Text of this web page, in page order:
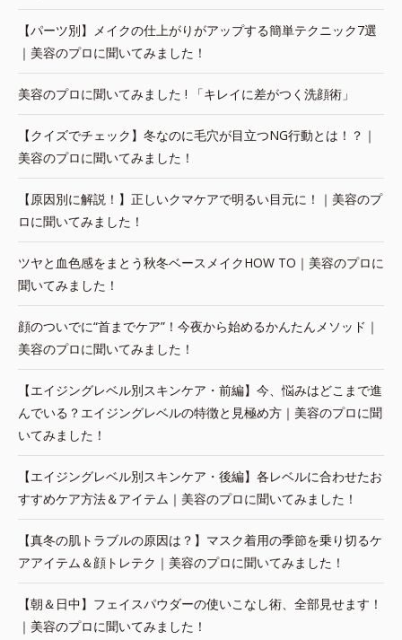
【パーツ別】メイクの仕上がりがアップする簡単テクニック7選
｜美容のプロに聞いてみました！
美容のプロに聞いてみました ! 「キレイに差がつく洗顔術」
【クイズでチェック】冬なのに毛穴が目立つNG行動とは！？｜
美容のプロに聞いてみました！
【原因別に解説！】正しいクマケアで明るい目元に！｜美容のプ
ロに聞いてみました！
ツヤと血色感をまとう秋冬ベースメイクHOW TO｜美容のプロに
聞いてみました！
顔のついでに“首までケア”！今夜から始めるかんたんメソッド｜
美容のプロに聞いてみました！
【エイジングレベル別スキンケア・前編】今、悩みはどこまで進
んでいる？エイジングレベルの特徴と見極め方｜美容のプロに聞
いてみました！
【エイジングレベル別スキンケア・後編】各レベルに合わせたお
すすめケア方法＆アイテム｜美容のプロに聞いてみました！
【真冬の肌トラブルの原因は？】マスク着用の季節を乗り切るケ
アアイテム＆顔トレテク｜美容のプロに聞いてみました！
【朝＆日中】フェイスパウダーの使いこなし術、全部見せます！
｜美容のプロに聞いてみました！